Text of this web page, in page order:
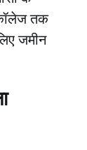
तक
जमीन